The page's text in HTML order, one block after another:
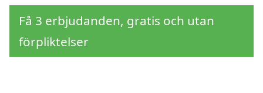
Få 3 erbjudanden, gratis och utan
förpliktelser